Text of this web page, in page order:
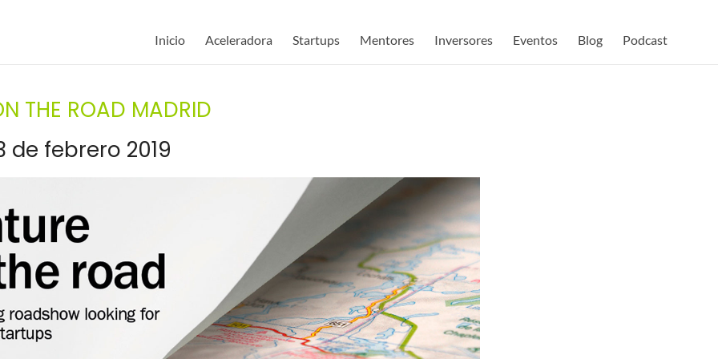
Inicio Aceleradora Startups Mentores Inversores Eventos Blog Podcast
THE ROAD MADRID
de febrero 2019